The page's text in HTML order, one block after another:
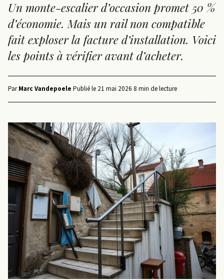
Un monte-escalier d’occasion promet 50 %
d’économie. Mais un rail non compatible
fait exploser la facture d’installation. Voici
les points à vérifier avant d’acheter.
ParMarc Vandepoele·Publié le 21 mai 2026·8 min de lecture